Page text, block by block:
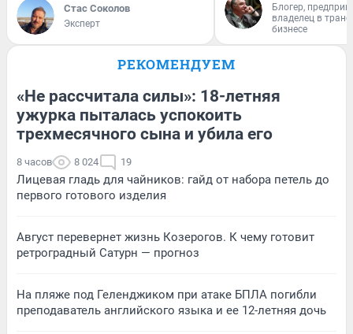
Стас Соколов
Эксперт
Блогер,
владелец в
бизнесе
РЕКОМЕНДУЕМ
«Не рассчитала силы»: 18-летняя
ужурка пыталась успокоить
трехмесячного сына и убила его
8 часов 8 024 19
Лицевая гладь для чайников: гайд от набора петель до
первого готового изделия
Август перевернет жизнь Козерогов. К чему готовит
ретроградный Сатурн — прогноз
На пляже под Геленджиком при атаке БПЛА погибли
преподаватель английского языка и ее 12-летняя дочь